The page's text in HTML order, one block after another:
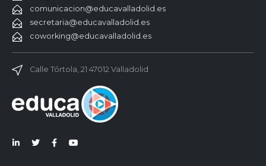
comunicacion@educavalladolid.es
secretaria@educavalladolid.es
coworking@educavalladolid.es
Calle Tórtola, 21 47012 Valladolid